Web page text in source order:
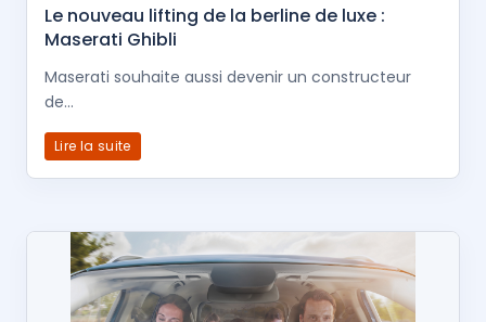
Le nouveau lifting de la berline de luxe :
Maserati Ghibli
Maserati souhaite aussi devenir un constructeur
de...
Lire la suite